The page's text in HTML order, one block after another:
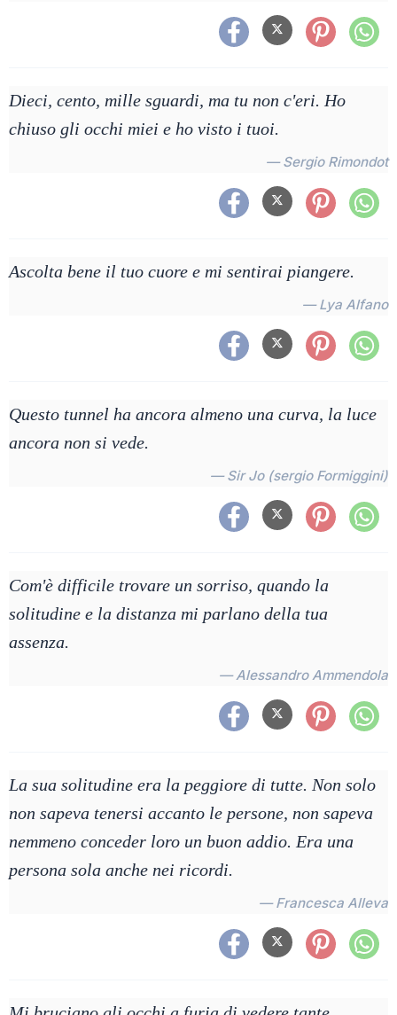
Dieci, cento, mille sguardi, ma tu non c'eri. Ho
chiuso gli occhi miei e ho visto i tuoi.
— Sergio Rimondot
Ascolta bene il tuo cuore e mi sentirai piangere.
— Lya Alfano
Questo tunnel ha ancora almeno una curva, la luce
ancora non si vede.
— Sir Jo (sergio Formiggini)
Com'è difficile trovare un sorriso, quando la
solitudine e la distanza mi parlano della tua
assenza.
— Alessandro Ammendola
La sua solitudine era la peggiore di tutte. Non solo
non sapeva tenersi accanto le persone, non sapeva
nemmeno conceder loro un buon addio. Era una
persona sola anche nei ricordi.
— Francesca Alleva